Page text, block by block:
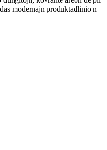
modernajn produktadliniojn